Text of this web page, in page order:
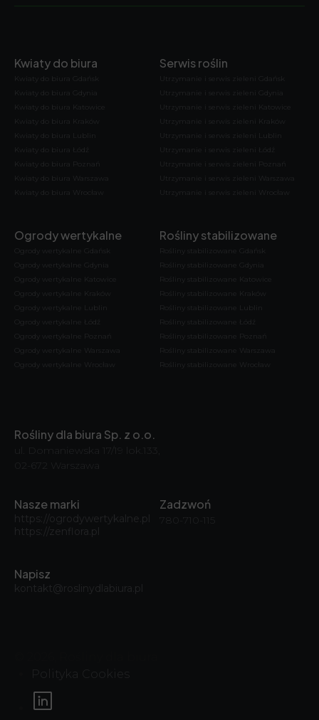
Kwiaty do biura
Kwiaty do biura Gdańsk
Kwiaty do biura Gdynia
Kwiaty do biura Katowice
Kwiaty do biura Kraków
Kwiaty do biura Lublin
Kwiaty do biura Łódź
Kwiaty do biura Poznań
Kwiaty do biura Warszawa
Kwiaty do biura Wrocław
Serwis roślin
Utrzymanie i serwis zieleni Gdańsk
Utrzymanie i serwis zieleni Gdynia
Utrzymanie i serwis zieleni Katowice
Utrzymanie i serwis zieleni Kraków
Utrzymanie i serwis zieleni Lublin
Utrzymanie i serwis zieleni Łódź
Utrzymanie i serwis zieleni Poznań
Utrzymanie i serwis zieleni Warszawa
Utrzymanie i serwis zieleni Wrocław
Ogrody wertykalne
Ogrody wertykalne Gdańsk
Ogrody wertykalne Gdynia
Ogrody wertykalne Katowice
Ogrody wertykalne Kraków
Ogrody wertykalne Lublin
Ogrody wertykalne Łódź
Ogrody wertykalne Poznań
Ogrody wertykalne Warszawa
Ogrody wertykalne Wrocław
Rośliny stabilizowane
Rośliny stabilizowane Gdańsk
Rośliny stabilizowane Gdynia
Rośliny stabilizowane Katowice
Rośliny stabilizowane Kraków
Rośliny stabilizowane Lublin
Rośliny stabilizowane Łódź
Rośliny stabilizowane Poznań
Rośliny stabilizowane Warszawa
Rośliny stabilizowane Wrocław
Rośliny dla biura Sp. z o.o.
ul. Domaniewska 17/19 lok.133,
02-672 Warszawa
Nasze marki
https://ogrodywertykalne.pl
https://zenflora.pl
Zadzwoń
780-710-115
Napisz
kontakt@roslinydlabiura.pl
Polityka Cookies